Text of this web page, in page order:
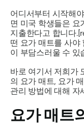
어디서부터 시작해
면 미국 학생들은 요
지출한다고 합니다
떤 요가 매트를 사야
이 부담스러울 수 있
바로 여기서 저희가
의 요가 매트, 요가
관리 방법에 대해 자
요가 매트